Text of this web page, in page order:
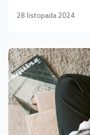
28 listopada 2024